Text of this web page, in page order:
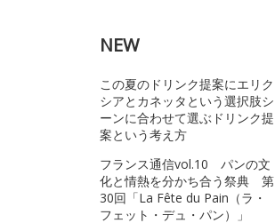
NEW
この夏のドリンク提案にエリク
シアとカネッタという選択肢シ
ーンに合わせて選ぶドリンク提
案という考え方
フランス通信vol.10 パンの文
化と情熱を分かち合う祭典 第
30回「La Fête du Pain（ラ・
フェット・デュ・パン）」